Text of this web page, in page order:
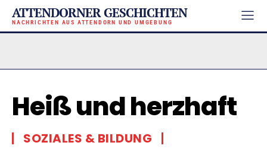
ATTENDORNER GESCHICHTEN
NACHRICHTEN AUS ATTENDORN UND UMGEBUNG
Heiß und herzhaft
SOZIALES & BILDUNG